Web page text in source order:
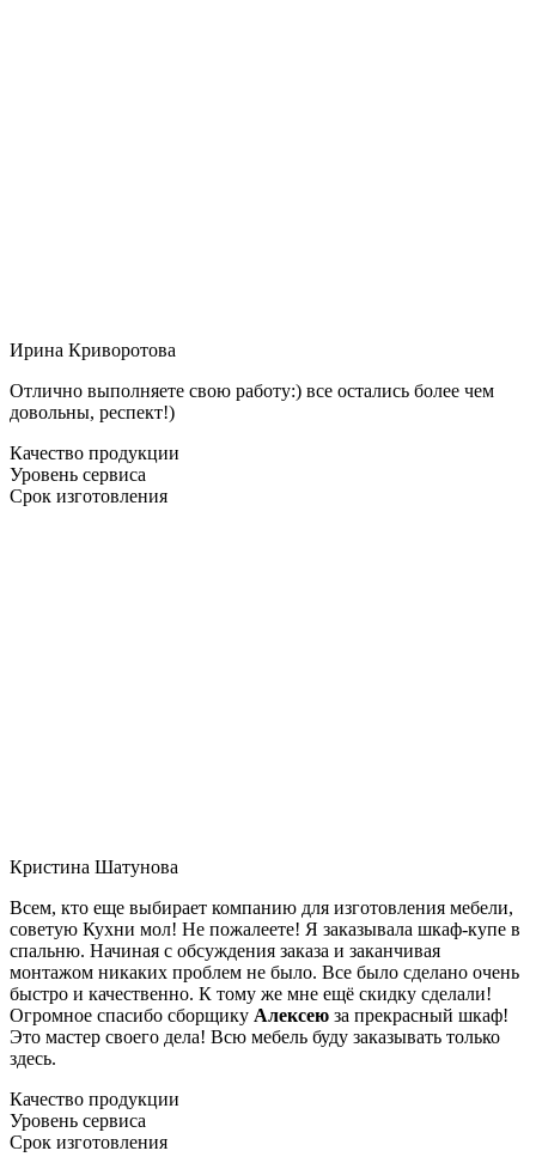
Ирина Криворотова
Отлично выполняете свою работу:) все остались более чем
довольны, респект!)
Качество продукции
Уровень сервиса
Срок изготовления
Кристина Шатунова
Всем, кто еще выбирает компанию для изготовления мебели,
советую Кухни мол! Не пожалеете! Я заказывала шкаф-купе в
спальню. Начиная с обсуждения заказа и заканчивая
монтажом никаких проблем не было. Все было сделано очень
быстро и качественно. К тому же мне ещё скидку сделали!
Огромное спасибо сборщику Алексею за прекрасный шкаф!
Это мастер своего дела! Всю мебель буду заказывать только
здесь.
Качество продукции
Уровень сервиса
Срок изготовления